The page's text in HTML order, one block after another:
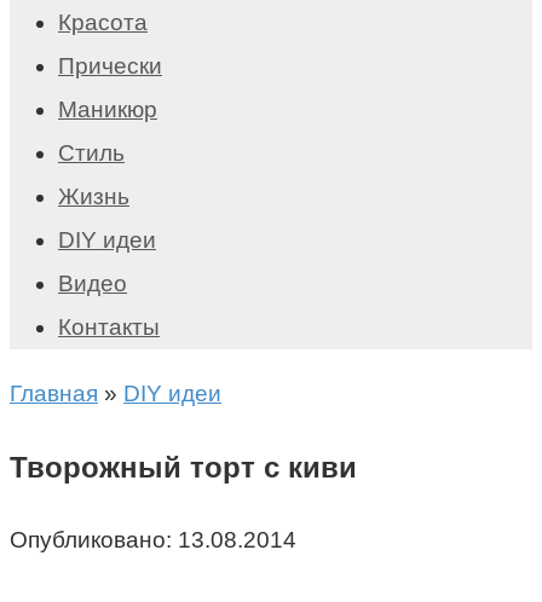
Красота
Прически
Маникюр
Стиль
Жизнь
DIY идеи
Видео
Контакты
Главная » DIY идеи
Творожный торт с киви
Опубликовано: 13.08.2014